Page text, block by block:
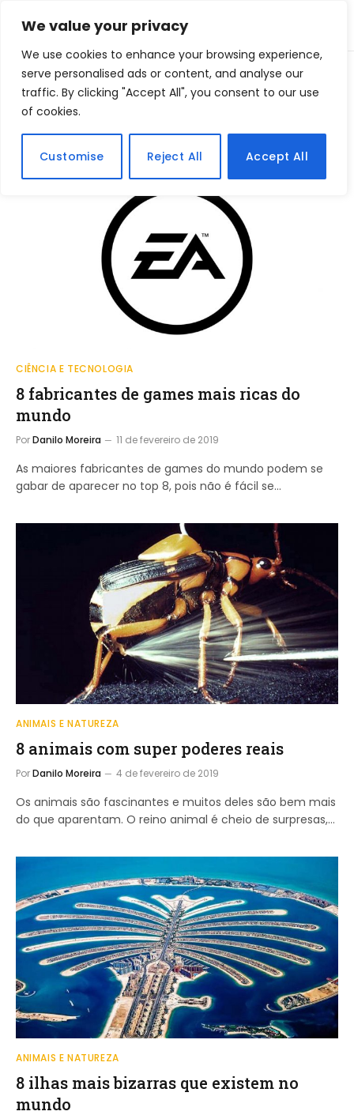
We value your privacy
We use cookies to enhance your browsing experience,
serve personalised ads or content, and analyse our
traffic. By clicking "Accept All", you consent to our use
of cookies.
Customise Reject All Accept All
Home » Posts Tagged "8"
BROWSING:
CIÊNCIA E TECNOLOGIA
8 fabricantes de games mais ricas do
mundo
PorDanilo Moreira 11 de fevereiro de 2019
As maiores fabricantes de games do mundo podem se
gabar de aparecer no top 8, pois não é fácil se…
ANIMAIS E NATUREZA
8 animais com super poderes reais
PorDanilo Moreira 4 de fevereiro de 2019
Os animais são fascinantes e muitos deles são bem mais
do que aparentam. O reino animal é cheio de surpresas,…
ANIMAIS E NATUREZA
8 ilhas mais bizarras que existem no
mundo